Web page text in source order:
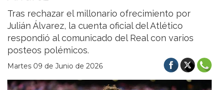
Tras rechazar el millonario ofrecimiento por
Julián Álvarez, la cuenta oficial del Atlético
respondió al comunicado del Real con varios
posteos polémicos.
Martes 09 de Junio de 2026